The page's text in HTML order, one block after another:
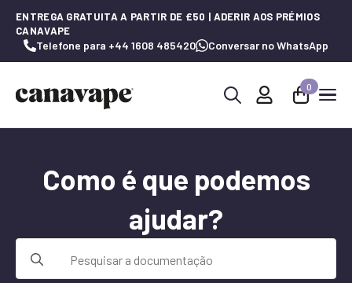
ENTREGA GRATUITA A PARTIR DE £50 | ADERIR AOS PRÉMIOS
CANAVAPE
Telefone para +44 1608 485420 Conversar no WhatsApp
0
Como é que podemos
ajudar?
por: